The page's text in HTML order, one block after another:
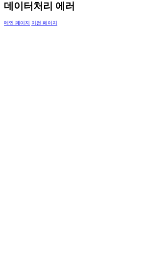
데이터처리 에러
메인 페이지 이전 페이지